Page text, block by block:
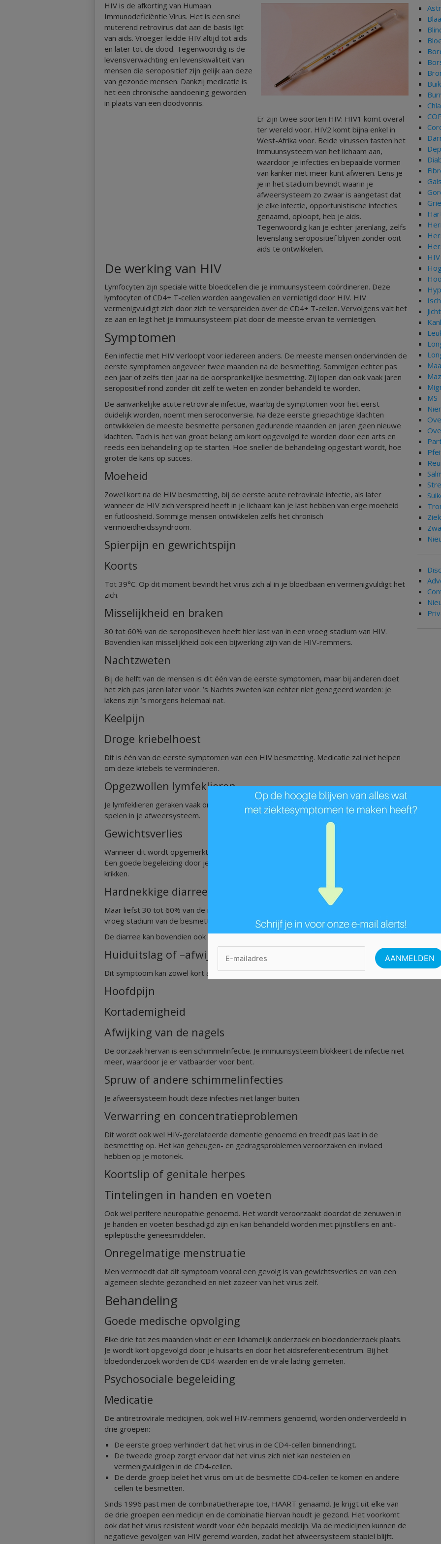
HIV is de afkorting van Humaan
Immunodeficiëntie Virus. Het is een snel
muterend retrovirus dat aan de basis ligt
van aids. Vroeger leidde HIV altijd tot aids
en later tot de dood. Tegenwoordig is de
levensverwachting en levenskwaliteit van
mensen die seropositief zijn gelijk aan deze
van gezonde mensen. Dankzij medicatie is
het een chronische aandoening geworden
in plaats van een doodvonnis.
Er zijn twee soorten HIV: HIV1 komt overal
ter wereld voor. HIV2 komt bijna enkel in
West-Afrika voor. Beide virussen tasten het
immuunsysteem van het lichaam aan,
waardoor je infecties en bepaalde vormen
van kanker niet meer kunt afweren. Eens je
je in het stadium bevindt waarin je
afweersysteem zo zwaar is aangetast dat
je elke infectie, opportunistische infecties
genaamd, oploopt, heb je aids.
Tegenwoordig kan je echter jarenlang, zelfs
levenslang seropositief blijven zonder ooit
aids te ontwikkelen.
De werking van HIV
Lymfocyten zijn speciale witte bloedcellen die je immuunsysteem coördineren. Deze
lymfocyten of CD4+ T-cellen worden aangevallen en vernietigd door HIV. HIV
vermenigvuldigt zich door zich te verspreiden over de CD4+ T-cellen. Vervolgens valt het
ze aan en legt het je immuunsysteem plat door de meeste ervan te vernietigen.
Symptomen
Een infectie met HIV verloopt voor iedereen anders. De meeste mensen ondervinden de
eerste symptomen ongeveer twee maanden na de besmetting. Sommigen echter pas
een jaar of zelfs tien jaar na de oorspronkelijke besmetting. Zij lopen dan ook vaak jaren
seropositief rond zonder dit zelf te weten en zonder behandeld te worden.
De aanvankelijke acute retrovirale infectie, waarbij de symptomen voor het eerst
duidelijk worden, noemt men seroconversie. Na deze eerste griepachtige klachten
ontwikkelen de meeste besmette personen gedurende maanden en jaren geen nieuwe
klachten. Toch is het van groot belang om kort opgevolgd te worden door een arts en
reeds een behandeling op te starten. Hoe sneller de behandeling opgestart wordt, hoe
groter de kans op succes.
Moeheid
Zowel kort na de HIV besmetting, bij de eerste acute retrovirale infectie, als later
wanneer de HIV zich verspreid heeft in je lichaam kan je last hebben van erge moeheid
en futloosheid. Sommige mensen ontwikkelen zelfs het chronisch
vermoeidheidssyndroom.
Spierpijn en gewrichtspijn
Koorts
Tot 39°C. Op dit moment bevindt het virus zich al in je bloedbaan en vermenigvuldigt het
zich.
Misselijkheid en braken
30 tot 60% van de seropositieven heeft hier last van in een vroeg stadium van HIV.
Bovendien kan misselijkheid ook een bijwerking zijn van de HIV-remmers.
Nachtzweten
Bij de helft van de mensen is dit één van de eerste symptomen, maar bij anderen doet
het zich pas jaren later voor. ’s Nachts zweten kan echter niet genegeerd worden: je
lakens zijn ’s morgens helemaal nat.
Keelpijn
Droge kriebelhoest
Dit is één van de eerste symptomen van een HIV besmetting. Medicatie zal niet helpen
om deze kriebels te verminderen.
Opgezwollen lymfeklieren
Je lymfeklieren geraken vaak ontstoken bij een virale infectie omdat ze een vitale rol
spelen in je afweersysteem.
Gewichtsverlies
Wanneer dit wordt opgemerkt, is je lichaam meestal al behoorlijk uitgeput en verslapt.
Een goede begeleiding door je arts is noodzakelijk om je weerstand terug wat op te
krikken.
Hardnekkige diarree
Maar liefst 30 tot 60% van de met HIV besmette personen heeft last van diarree in een
vroeg stadium van de besmetting.
De diarree kan bovendien ook een bijwerking zijn van de HIV-remmers.
Huiduitslag of –afwijkingen
Dit symptoom kan zowel kort als lang na een HIV besmetting optreden.
Hoofdpijn
Kortademigheid
Afwijking van de nagels
De oorzaak hiervan is een schimmelinfectie. Je immuunsysteem blokkeert de infectie niet
meer, waardoor je er vatbaarder voor bent.
Spruw of andere schimmelinfecties
Je afweersysteem houdt deze infecties niet langer buiten.
Verwarring en concentratieproblemen
Dit wordt ook wel HIV-gerelateerde dementie genoemd en treedt pas laat in de
besmetting op. Het kan geheugen- en gedragsproblemen veroorzaken en invloed
hebben op je motoriek.
Koortslip of genitale herpes
Tintelingen in handen en voeten
Ook wel perifere neuropathie genoemd. Het wordt veroorzaakt doordat de zenuwen in
je handen en voeten beschadigd zijn en kan behandeld worden met pijnstillers en anti-
epileptische geneesmiddelen.
Onregelmatige menstruatie
Men vermoedt dat dit symptoom vooral een gevolg is van gewichtsverlies en van een
algemeen slechte gezondheid en niet zozeer van het virus zelf.
Behandeling
Goede medische opvolging
Elke drie tot zes maanden vindt er een lichamelijk onderzoek en bloedonderzoek plaats.
Je wordt kort opgevolgd door je huisarts en door het aidsreferentiecentrum. Bij het
bloedonderzoek worden de CD4-waarden en de virale lading gemeten.
Psychosociale begeleiding
Medicatie
De antiretrovirale medicijnen, ook wel HIV-remmers genoemd, worden onderverdeeld in
drie groepen:
De eerste groep verhindert dat het virus in de CD4-cellen binnendringt.
De tweede groep zorgt ervoor dat het virus zich niet kan nestelen en
vermenigvuldigen in de CD4-cellen.
De derde groep belet het virus om uit de besmette CD4-cellen te komen en andere
cellen te besmetten.
Sinds 1996 past men de combinatietherapie toe, HAART genaamd. Je krijgt uit elke van
de drie groepen een medicijn en de combinatie hiervan houdt je gezond. Het voorkomt
ook dat het virus resistent wordt voor één bepaald medicijn. Via de medicijnen kunnen de
negatieve gevolgen van HIV geremd worden, zodat het afweersysteem stabiel blijft.
HIV
Jicht
MS